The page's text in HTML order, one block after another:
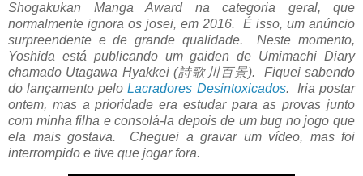
Shogakukan Manga Award na categoria geral, que
normalmente ignora os josei, em 2016. É isso, um anúncio
surpreendente e de grande qualidade. Neste momento,
Yoshida está publicando um gaiden de Umimachi Diary
chamado Utagawa Hyakkei (詩歌川百景). Fiquei sabendo
do lançamento peloLacradores Desintoxicados. Iria postar
ontem, mas a prioridade era estudar para as provas junto
com minha filha e consolá-la depois de um bug no jogo que
ela mais gostava. Cheguei a gravar um vídeo, mas foi
interrompido e tive que jogar fora.